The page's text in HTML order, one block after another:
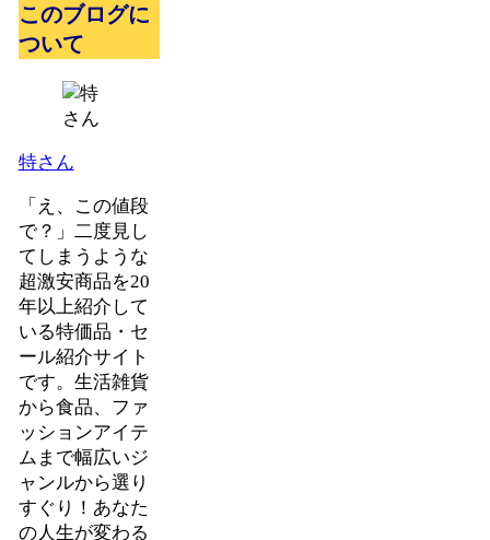
このブログに
ついて
特さん
「え、この値段
で？」二度見し
てしまうような
超激安商品を20
年以上紹介して
いる特価品・セ
ール紹介サイト
です。生活雑貨
から食品、ファ
ッションアイテ
ムまで幅広いジ
ャンルから選り
すぐり！あなた
の人生が変わる